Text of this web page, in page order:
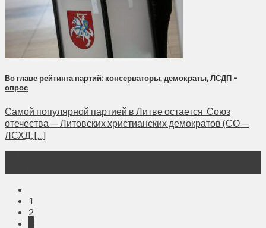
Во главе рейтинга партий: консерваторы, демократы, ЛСДП –
опрос
Самой популярной партией в Литве остается Союз
отечества — Литовских христианских демократов (СО —
ЛСХД, [...]
1
2